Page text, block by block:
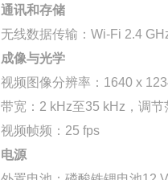
通讯和存储
无线数据传输：Wi-Fi 2.4
成像与光学
视频图像分辨率：1640 x
带宽：2 kHz至35 kHz，调节
视频帧频：25 fps
电源